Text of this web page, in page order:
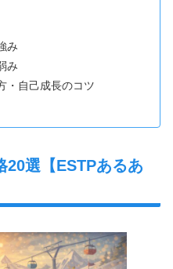
み
み
・自己成長のコツ
20選【ESTPあるあ